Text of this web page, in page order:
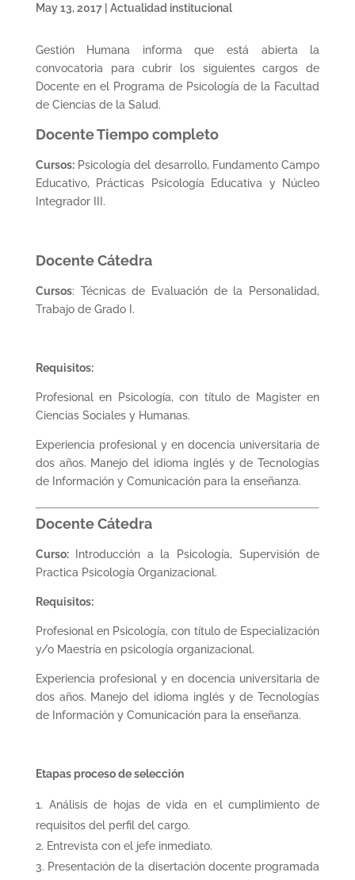
May 13, 2017| Actualidad institucional
Gestión Humana informa que está abierta la
convocatoria para cubrir los siguientes cargos de
Docente en el Programa de Psicología de la Facultad
de Ciencias de la Salud.
Docente Tiempo completo
Cursos:Psicología del desarrollo, Fundamento Campo
Educativo, Prácticas Psicología Educativa y Núcleo
Integrador III.
Docente Cátedra
Cursos: Técnicas de Evaluación de la Personalidad,
Trabajo de Grado I.
Requisitos:
Profesional en Psicología, con título de Magister en
Ciencias Sociales y Humanas.
Experiencia profesional y en docencia universitaria de
dos años. Manejo del idioma inglés y de Tecnologías
de Información y Comunicación para la enseñanza.
Docente Cátedra
Curso:Introducción a la Psicología, Supervisión de
Practica Psicología Organizacional.
Requisitos:
Profesional en Psicología, con título de Especialización
y/o Maestría en psicología organizacional.
Experiencia profesional y en docencia universitaria de
dos años. Manejo del idioma inglés y de Tecnologías
de Información y Comunicación para la enseñanza.
Etapas proceso de selección
Análisis de hojas de vida en el cumplimiento de
requisitos del perfil del cargo.
Entrevista con el jefe inmediato.
Presentación de la disertación docente programada